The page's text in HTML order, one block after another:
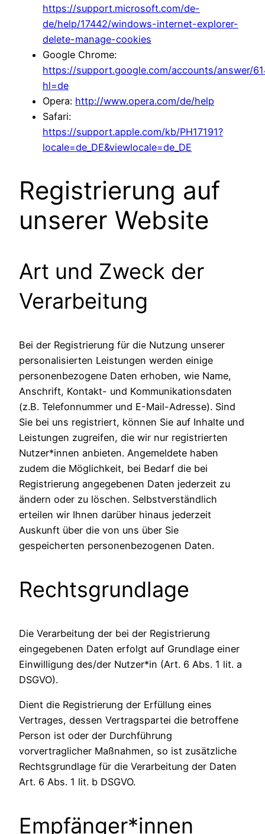
https://support.microsoft.com/de-
de/help/17442/windows-internet-explorer-
delete-manage-cookies
Google Chrome:
https://support.google.com/accounts/answer/
hl=de
Opera: http://www.opera.com/de/help
Safari:
https://support.apple.com/kb/PH17191?
locale=de_DE&viewlocale=de_DE
Registrierung auf
unserer Website
Art und Zweck der
Verarbeitung
Bei der Registrierung für die Nutzung unserer
personalisierten Leistungen werden einige
personenbezogene Daten erhoben, wie Name,
Anschrift, Kontakt- und Kommunikationsdaten
(z.B. Telefonnummer und E-Mail-Adresse). Sind
Sie bei uns registriert, können Sie auf Inhalte und
Leistungen zugreifen, die wir nur registrierten
Nutzer*innen anbieten. Angemeldete haben
zudem die Möglichkeit, bei Bedarf die bei
Registrierung angegebenen Daten jederzeit zu
ändern oder zu löschen. Selbstverständlich
erteilen wir Ihnen darüber hinaus jederzeit
Auskunft über die von uns über Sie
gespeicherten personenbezogenen Daten.
Rechtsgrundlage
Die Verarbeitung der bei der Registrierung
eingegebenen Daten erfolgt auf Grundlage einer
Einwilligung des/der Nutzer*in (Art. 6 Abs. 1 lit. a
DSGVO).
Dient die Registrierung der Erfüllung eines
Vertrages, dessen Vertragspartei die betroffene
Person ist oder der Durchführung
vorvertraglicher Maßnahmen, so ist zusätzliche
Rechtsgrundlage für die Verarbeitung der Daten
Art. 6 Abs. 1 lit. b DSGVO.
Empfänger*innen